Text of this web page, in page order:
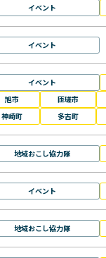
イベント
イベント
イベント
旭市
匝瑳市
神崎町
多古町
地域おこし協力隊
イベント
地域おこし協力隊